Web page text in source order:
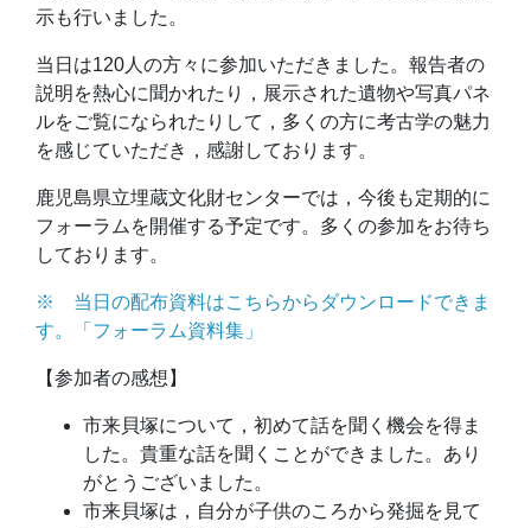
示も行いました。
当日は120人の方々に参加いただきました。報告者の
説明を熱心に聞かれたり，展示された遺物や写真パネ
ルをご覧になられたりして，多くの方に考古学の魅力
を感じていただき，感謝しております。
鹿児島県立埋蔵文化財センターでは，今後も定期的に
フォーラムを開催する予定です。多くの参加をお待ち
しております。
※ 当日の配布資料はこちらからダウンロードできま
す。「フォーラム資料集」
【参加者の感想】
市来貝塚について，初めて話を聞く機会を得ま
した。貴重な話を聞くことができました。あり
がとうございました。
市来貝塚は，自分が子供のころから発掘を見て